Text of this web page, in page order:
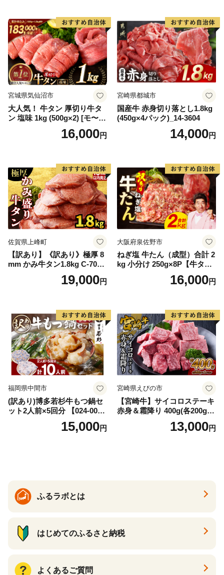
宮城県気仙沼市
大人気！ 牛タン 厚切り牛タ
ン 塩味 1kg (500g×2) [モ〜ラ
ンド 宮城県 気仙沼市 205646
60] 肉 牛肉 精肉 牛たん 牛タ
厚切り タン
16,000円
宮崎県都城市
国産牛 赤身切り落とし1.8kg
(450g×4パック)_14-3604
14,000円
佐賀県上峰町
【訳あり】《訳あり》極厚 8
mm かみ牛タン1.8kg C-709-
19,000円
大阪府泉佐野市
ねぎ塩 牛たん（成型）合計 2
kg 小分け 250g×8P【牛タン
牛肉 焼肉用 薄切り 訳あり サ
16,000円
福岡県中間市
(訳あり)博多若杉牛もつ鍋セ
ット2人前×5回分 【024-002
15,000円
宮崎県えびの市
【宮崎牛】サイコロステーキ
赤身＆霜降り 400g(各200g×
１P 計2P) 真空パック 冷凍
13,000円
ふるラボとは
はじめてのふるさと納税
よくあるご質問